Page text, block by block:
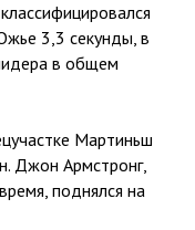
3,3 секунды, в
в общем
Мартиньш
Джон Армстронг,
поднялся на